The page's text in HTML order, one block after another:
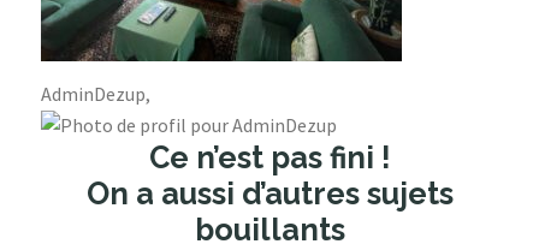
AdminDezup,
Ce n’est pas fini !
On a aussi d’autres sujets
bouillants